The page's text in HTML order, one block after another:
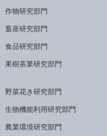
作物研究部門
畜産研究部門
食品研究部門
果樹茶業研究部門
野菜花き研究部門
生物機能利用研究部門
農業環境研究部門